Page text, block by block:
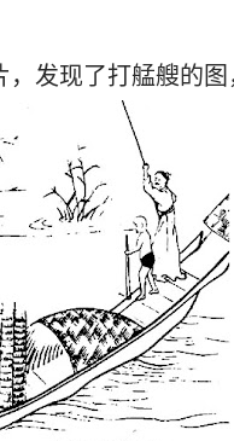
发现了打艋艘的图